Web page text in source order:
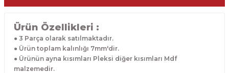
Ürün Özellikleri :
● 3 Parça olarak satılmaktadır.
● Ürün toplam kalınlığı 7mm'dir.
● Ürünün ayna kısımları Pleksi diğer kısımları Mdf
malzemedir.